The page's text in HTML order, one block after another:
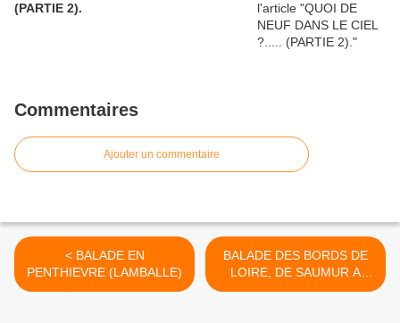
(PARTIE 2).
Commentaires
Ajouter un commentaire
< BALADE EN
PENTHIEVRE (LAMBALLE)
BALADE DES BORDS DE
LOIRE, DE SAUMUR A
ANCENIS. >